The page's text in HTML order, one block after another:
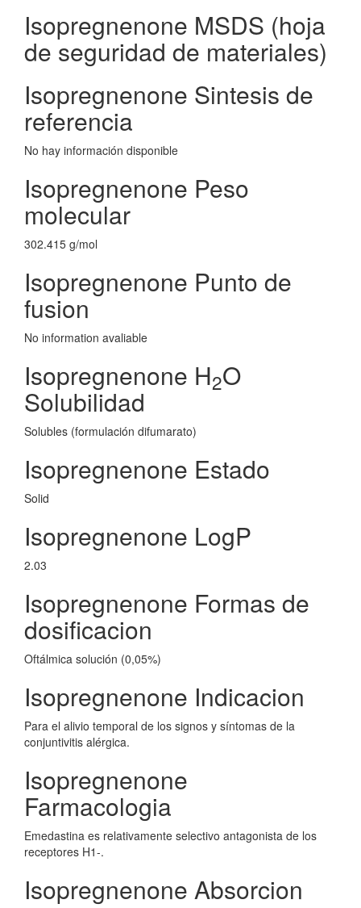
Isopregnenone MSDS (hoja
de seguridad de materiales)
Isopregnenone Sintesis de
referencia
No hay información disponible
Isopregnenone Peso
molecular
302.415 g/mol
Isopregnenone Punto de
fusion
No information avaliable
Isopregnenone H2O
Solubilidad
Solubles (formulación difumarato)
Isopregnenone Estado
Solid
Isopregnenone LogP
2.03
Isopregnenone Formas de
dosificacion
Oftálmica solución (0,05%)
Isopregnenone Indicacion
Para el alivio temporal de los signos y síntomas de la
conjuntivitis alérgica.
Isopregnenone
Farmacologia
Emedastina es relativamente selectivo antagonista de los
receptores H1-.
Isopregnenone Absorcion